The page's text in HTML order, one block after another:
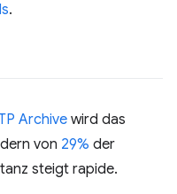
.
Archive wird das
von 29% der
steigt rapide.